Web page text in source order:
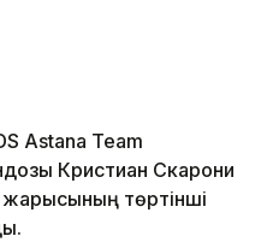
Astana Team
Кристиан Скарони
төртінші